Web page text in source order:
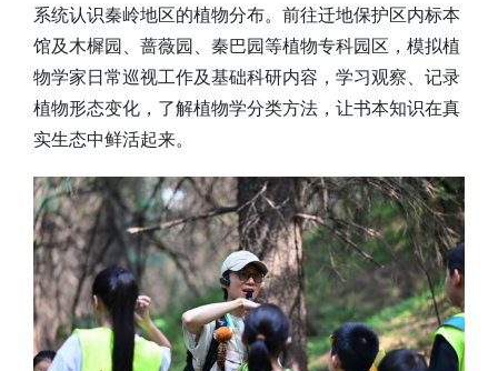
系统认识秦岭地区的植物分布。前往迁地保护区内标本
馆及木樨园、蔷薇园、秦巴园等植物专科园区，模拟植
物学家日常巡视工作及基础科研内容，学习观察、记录
植物形态变化，了解植物学分类方法，让书本知识在真
实生态中鲜活起来。